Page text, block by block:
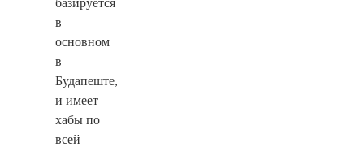
в
основном
в
Будапеште,
и имеет
хабы по
всей